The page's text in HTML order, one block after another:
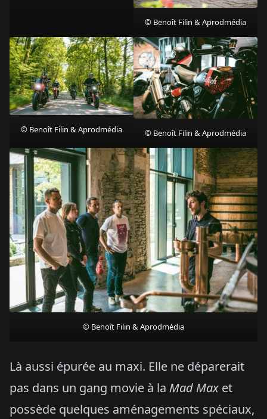
© Benoît Filin & Aprodmédia
© Benoît Filin & Aprodmédia © Benoît Filin & Aprodmédia
© Benoît Filin & Aprodmédia
Là aussi épurée au maxi. Elle ne déparerait
pas dans un gang movie à la Mad Max et
possède quelques aménagements spéciaux,